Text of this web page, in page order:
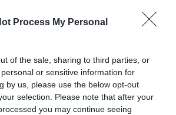
Process My Personal
of the sale, sharing to third parties, or
or sensitive information for
by us, please use the below opt-out
selection. Please note that after your
you may continue seeing
κλάδου από όλο τον κόσμο. Οι
μοιράστηκαν καινοτόμες
centers μειωμένων εκπομπών
προώθηση και την ανάπτυξη